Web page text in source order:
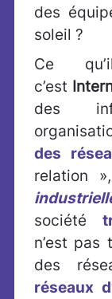
des
soleil ?
Ce
c’est
des
des
relation
société
n’est pas
des
réseaux